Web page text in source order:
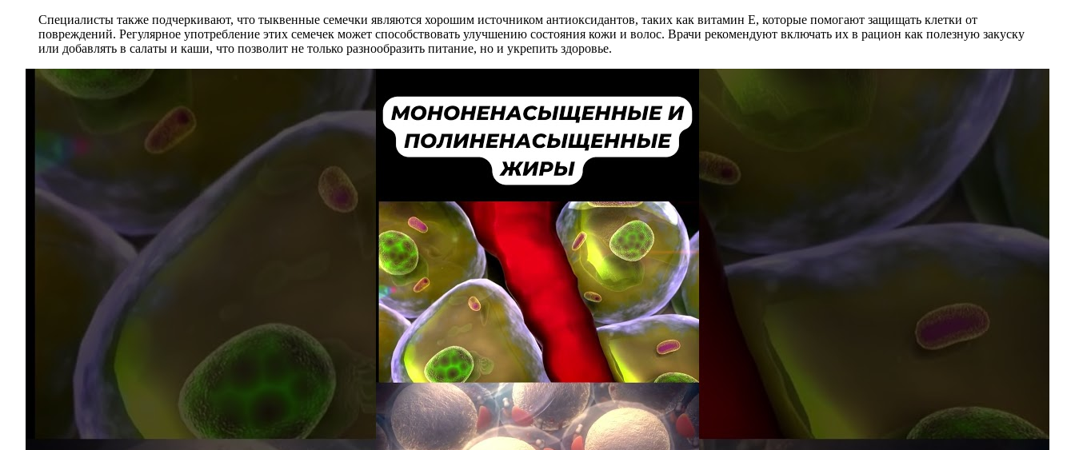
Специалисты также подчеркивают, что тыквенные семечки являются хорошим источником антиоксидантов, таких как витамин Е, которые помогают защищать клетки от
повреждений. Регулярное употребление этих семечек может способствовать улучшению состояния кожи и волос. Врачи рекомендуют включать их в рацион как полезную закуску
или добавлять в салаты и каши, что позволит не только разнообразить питание, но и укрепить здоровье.